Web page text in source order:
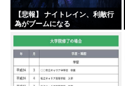
【悲報】 ナイトレイン、利敵行
為がブームになる